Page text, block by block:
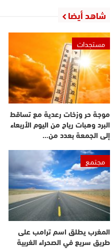
شاهد أيضا
مستجدات
موجة حر وزخات رعدية مع تساقط
البرد وهبات رياح من اليوم الأربعاء
إلى الجمعة بعدد من…
مجتمع
المغرب يطلق اسم ترامب على
طريق سريع في الصحراء الغربية